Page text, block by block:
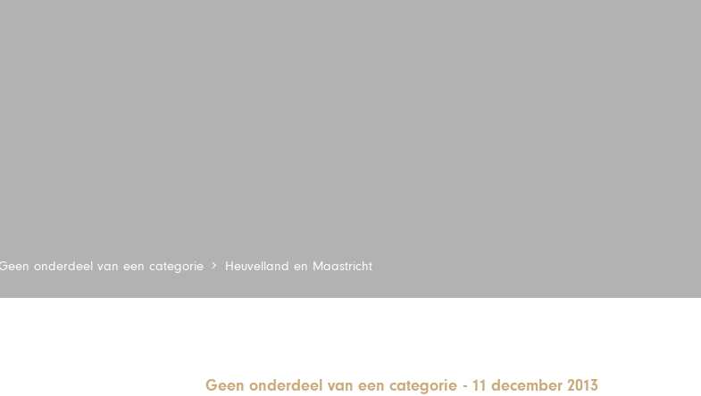
onderdeel van een categorie Heuvelland en Maastricht
Geen onderdeel van een categorie - 11 december 2013